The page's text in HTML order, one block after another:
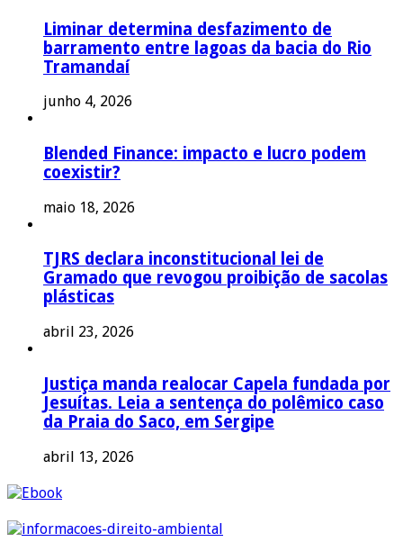
Liminar determina desfazimento de
barramento entre lagoas da bacia do Rio
Tramandaí
junho 4, 2026
Blended Finance: impacto e lucro podem
coexistir?
maio 18, 2026
TJRS declara inconstitucional lei de
Gramado que revogou proibição de sacolas
plásticas
abril 23, 2026
Justiça manda realocar Capela fundada por
Jesuítas. Leia a sentença do polêmico caso
da Praia do Saco, em Sergipe
abril 13, 2026